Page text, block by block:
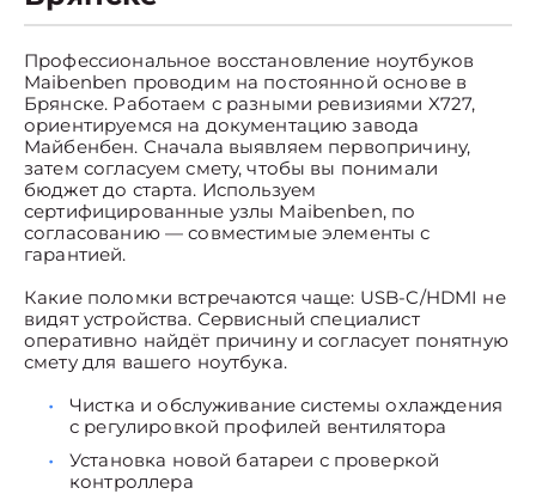
Профессиональное восстановление ноутбуков
Maibenben проводим на постоянной основе в
Брянске. Работаем с разными ревизиями X727,
ориентируемся на документацию завода
Майбенбен. Сначала выявляем первопричину,
затем согласуем смету, чтобы вы понимали
бюджет до старта. Используем
сертифицированные узлы Maibenben, по
согласованию — совместимые элементы с
гарантией.
Какие поломки встречаются чаще: USB-C/HDMI не
видят устройства. Сервисный специалист
оперативно найдёт причину и согласует понятную
смету для вашего ноутбука.
Чистка и обслуживание системы охлаждения
с регулировкой профилей вентилятора
Установка новой батареи с проверкой
контроллера